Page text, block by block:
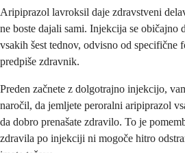
Aripiprazol lavroksil daje zdravstveni
ne boste dajali sami. Injekcija se običajno
vsakih šest tednov, odvisno od specifične
predpiše zdravnik.
Preden začnete z dolgotrajno injekcijo,
naročil, da jemljete peroralni aripiprazol
da dobro prenašate zdravilo. To je
zdravila po injekciji ni mogoče hitro